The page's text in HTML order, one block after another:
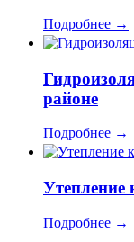
Подробнее →
районе
Подробнее →
Утепление
Подробнее →